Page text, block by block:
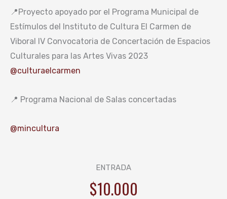
📍Proyecto apoyado por el Programa Municipal de
Estímulos del Instituto de Cultura El Carmen de
Viboral IV Convocatoria de Concertación de Espacios
Culturales para las Artes Vivas 2023
@culturaelcarmen
📍 Programa Nacional de Salas concertadas
@mincultura
ENTRADA
$10.000